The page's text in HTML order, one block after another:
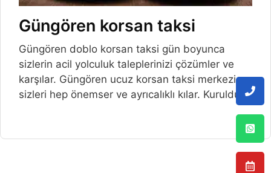
Güngören korsan taksi
Güngören doblo korsan taksi gün boyunca
sizlerin acil yolculuk taleplerinizi çözümler ve
karşılar. Güngören ucuz korsan taksi merkezi
sizleri hep önemser ve ayrıcalıklı kılar. Kurulduğu